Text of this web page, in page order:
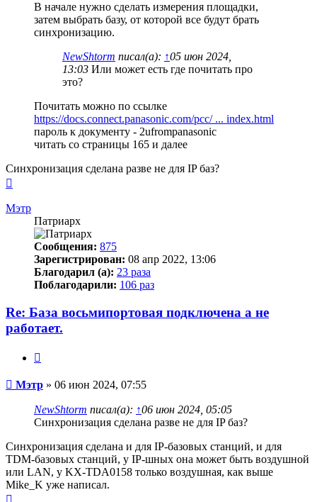
В начале нужно сделать измерения площадки,
затем выбрать базу, от которой все будут брать
синхронизацию.
NewShtorm писал(а): ↑05 июн 2024,
13:03 Или может есть где почитать про
это?
Почитать можно по ссылке
https://docs.connect.panasonic.com/pcc/ ... index.html
пароль к документу - 2ufrompanasonic
читать со страницы 165 и далее
Синхронизация сделана разве не для IP баз?
началу
Мэтр
Патриарх
Сообщения: 875
Зарегистрирован: 08 апр 2022, 13:06
Благодарил (а): 23 раза
Поблагодарили: 106 раз
Re: База восьмипортовая подключена а не
работает.
Сообщение
Мэтр » 06 июн 2024, 07:55
NewShtorm писал(а): ↑06 июн 2024, 05:05
Синхронизация сделана разве не для IP баз?
Синхронизация сделана и для IP-базовых станций, и для
TDM-базовых станций, у IP-шных она может быть воздушной
или LAN, у KX-TDA0158 только воздушная, как выше
Mike_K уже написал.